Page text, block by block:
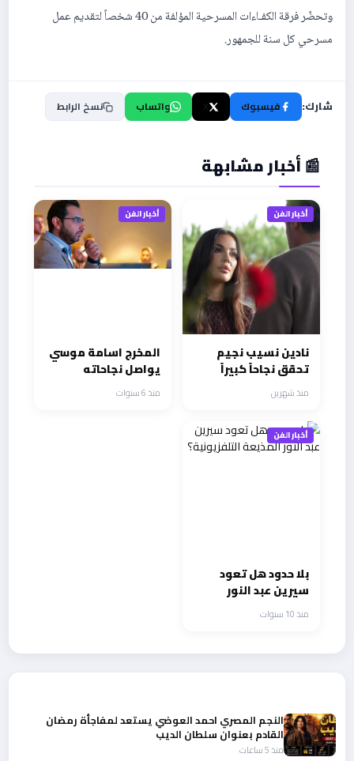
وتحضّر فرقة الكفـاءات المسرحية المؤلفة من 40 شخصاً لتقديم عمل
مسرحي كل سنة للجمهور.
شارك: فيسبوك واتساب نسخ الرابط
📰 أخبار مشابهة
أخبار الفن
نادين نسيب نجيم
تحقق نجاحاً كبيراً
للدراما اللبنانية في
مصر
منذ شهرين
أخبار الفن
المخرج اسامة موسي
يواصل نجاحاته
المتتاليةمنذ 6 سنوات
أخبار الفن
بلا حدود هل تعود
سيرين عبد النور
المذيعة
التلفزيونية؟
منذ 10 سنوات
النجم المصري احمد العوضي يستعد لمفاجأة رمضان
القادم بعنوان سلطان الديب
منذ 5 ساعات